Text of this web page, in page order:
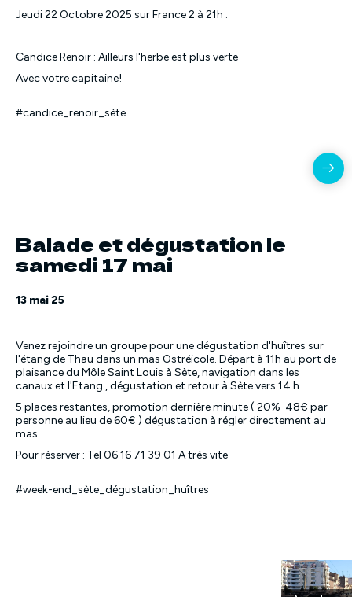
Jeudi 22 Octobre 2025 sur France 2 à 21h :
Candice Renoir : Ailleurs l'herbe est plus verte
Avec votre capitaine!
#candice_renoir_sète
Balade et dégustation le
samedi 17 mai
13 mai 25
Venez rejoindre un groupe pour une dégustation d'huîtres sur
l'étang de Thau dans un mas Ostréicole. Départ à 11h au port de
plaisance du Môle Saint Louis à Sète, navigation dans les
canaux et l'Etang , dégustation et retour à Sète vers 14 h.
5 places restantes, promotion dernière minute ( 20% 48€ par
personne au lieu de 60€ ) dégustation à régler directement au
mas.
Pour réserver : Tel 06 16 71 39 01 A très vite
#week-end_sète_dégustation_huîtres